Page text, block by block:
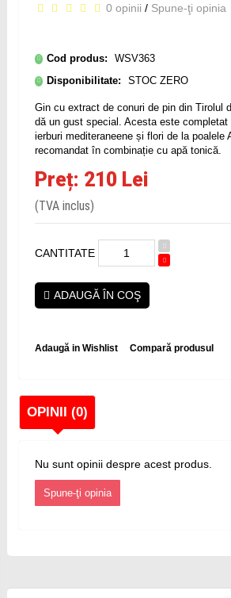
0 opinii / Spune-ţi opinia
Cod produs:
WSV363
Disponibilitate:
STOC ZERO
Gin cu extract de conuri de pin din Tirolul
dă un gust special. Acesta este completat
ierburi mediteraneene și flori de la poalele
recomandat în combinație cu apă tonică.
Preț: 210 Lei
(TVA inclus)
CANTITATE
ADAUGĂ ÎN COŞ
Adaugă in Wishlist Compară produsul
OPINII (0)
Nu sunt opinii despre acest produs.
Spune-ţi opinia